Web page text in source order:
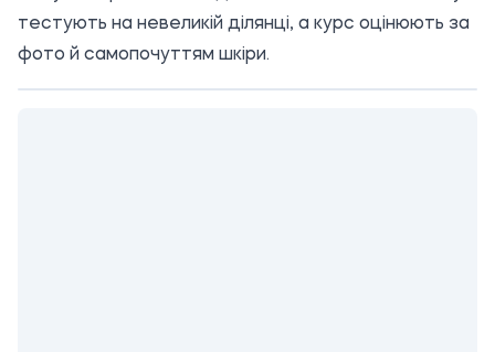
тестують на невеликій ділянці, а курс оцінюють за
фото й самопочуттям шкіри.